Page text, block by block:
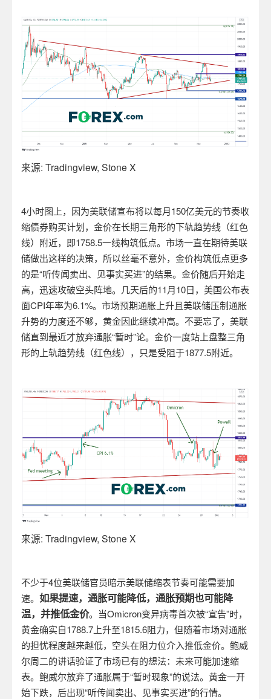
来源: Tradingview, Stone X
4小时图上，因为美联储宣布将以每月150亿美元的节奏收
缩债券购买计划，金价在长期三角形的下轨趋势线（红色
线）附近，即1758.5一线构筑低点。市场一直在期待美联
储做出这样的决策，所以丝毫不意外，金价构筑低点更多
的是“听传闻卖出、见事实买进”的结果。金价随后开始走
高，迅速攻破空头阵地。几天后的11月10日，美国公布表
面CPI年率为6.1%。市场预期通胀上升且美联储压制通胀
升势的力度还不够，黄金因此继续冲高。不要忘了，美联
储直到最近才放弃通胀“暂时”论。金价一度站上盘整三角
形的上轨趋势线（红色线），只是受阻于1877.5附近。
来源: Tradingview, Stone X
不少于4位美联储官员暗示美联储缩表节奏可能需要加
速。 如果提速，通胀可能降低，通胀预期也可能降
温，并推低金价。当Omicron变异病毒首次被“宣告”时，
黄金确实自1788.7上升至1815.6阻力，但随着市场对通胀
的担忧程度越来越低，空头在阻力位介入推低金价。鲍威
尔周二的讲话验证了市场已有的想法：未来可能加速缩
表。鲍威尔放弃了通胀属于“暂时现象”的说法。黄金一开
始下跌，后出现“听传闻卖出、见事实买进”的行情。